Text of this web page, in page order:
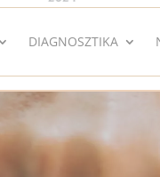
DIAGNOSZTIKA